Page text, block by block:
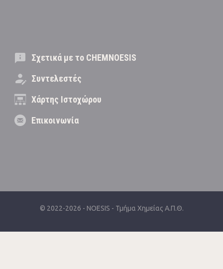
Σχετικά με το CHEMNOESIS
Συντελεστές
Χάρτης Ιστοχώρου
Επικοινωνία
© 2022-2026 - NOESIS - Τμήμα Χημείας Α.Π.Θ.